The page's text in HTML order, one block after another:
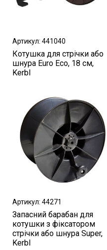
Артикул: 441040
Котушка для стрічки або
шнура Euro Eco, 18 см,
Kerbl
Артикул: 44271
Запасний барабан для
котушки з фіксатором
стрічки або шнура Super,
Kerbl